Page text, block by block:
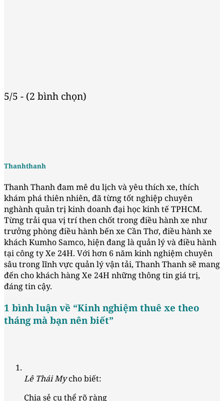
5/5 - (2 bình chọn)
Thanhthanh
Thanh Thanh đam mê du lịch và yêu thích xe, thích
khám phá thiên nhiên, đã từng tốt nghiệp chuyên
nghành quản trị kinh doanh đại học kinh tế TPHCM.
Từng trải qua vị trí then chốt trong điều hành xe như
trưởng phòng điều hành bến xe Cần Thơ, điều hành xe
khách Kumho Samco, hiện đang là quản lý và điều hành
tại công ty Xe 24H. Với hơn 6 năm kinh nghiệm chuyên
sâu trong lĩnh vực quản lý vận tải, Thanh Thanh sẽ mang
đến cho khách hàng Xe 24H những thông tin giá trị,
đáng tin cậy.
1 bình luận về “Kinh nghiệm thuê xe theo
tháng mà bạn nên biết”
Lê Thái Mycho biết:
Chia sẻ cụ thể rõ ràng